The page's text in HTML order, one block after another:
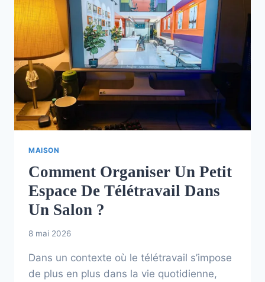
MAISON
Comment Organiser Un Petit
Espace De Télétravail Dans
Un Salon ?
8 mai 2026
Dans un contexte où le télétravail s’impose
de plus en plus dans la vie quotidienne,